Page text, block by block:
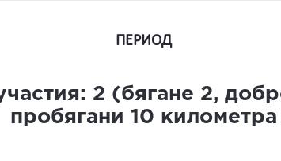
ПЕРИОД
2 (бягане 2,
пробягани 10 километра